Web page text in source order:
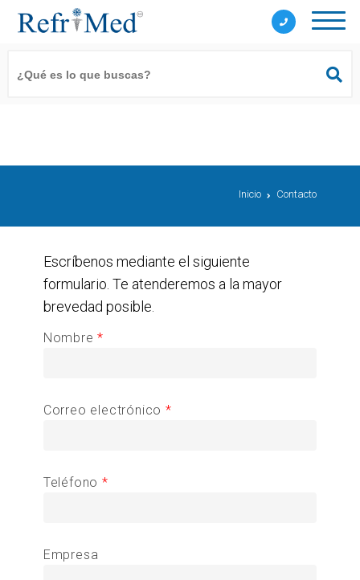
Inicio Contacto
Escríbenos mediante el siguiente
formulario. Te atenderemos a la mayor
brevedad posible.
Nombre*
Correo electrónico *
Teléfono *
Empresa